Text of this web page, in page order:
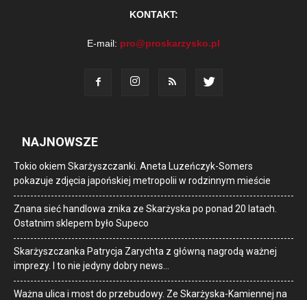
KONTAKT:
E-mail: pro@proskarzysko.pl
NAJNOWSZE
Tokio okiem Skarżyszczanki. Aneta Luzeńczyk-Somers
pokazuje zdjęcia japońskiej metropolii w rodzinnym mieście
Znana sieć handlowa znika ze Skarżyska po ponad 20 latach.
Ostatnim sklepem było Supeco
Skarżyszczanka Patrycja Zarychta z główną nagrodą ważnej
imprezy. I to nie jedyny dobry news…
Ważna ulica i most do przebudowy. Ze Skarżyska-Kamiennej na